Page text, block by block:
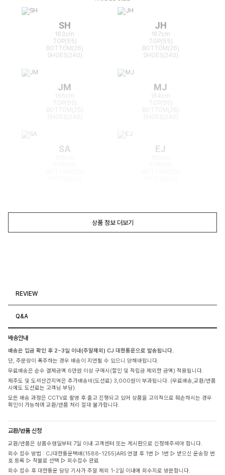
SH
163cm
TOP(55)
BOTTOM(26)
SHOES(240)
JH
167cm
TOP(55)
BOTTOM(26)
SHOES(240)
JM
166cm
TOP(55)
BOTTOM(25)
MJ
164cm
TOP(55)
BOTTOM(26)
SA EJ
상품 정보 더보기
REVIEW
Q&A
배송안내
배송은 입금 확인 후 2~3일 이내(주말제외) CJ 대한통운으로 발송됩니다.
단, 주문량이 폭주하는 경우 배송이 지연될 수 있으니 양해바랍니다.
무료배송은 순수 결제금액 6만원 이상 구매시(할인 및 적립금 제외한 금액) 적용됩니다.
제주도 및 도서산간지역은 추가배송비(도선료) 3,000원이 부과됩니다. (무료배송,교환/반품
시에도 도선료는 고객님 부담)
모든 배송 과정은 CCTV로 촬영 후 출고 진행되고 있어 상품을 고의적으로 훼손하시는 경우
확인이 가능하며 교환/반품 처리 절대 불가합니다.
교환/반품 신청
교환/반품은 상품수령일부터 7일 이내 고객센터 또는 게시판으로 신청해주셔야 합니다.
회수 접수 방법 : CJ대한통운택배(1588-1255)ARS 연결 후 1번 ▷ 1번 ▷ 받으신 운송장 번
호 등록 ▷ 착불로 선택 ▷ 회수접수 완료
회수 접수 후 대한통운 담당 기사가 주말 제외 1-2일 이내에 회수지로 방문합니다.